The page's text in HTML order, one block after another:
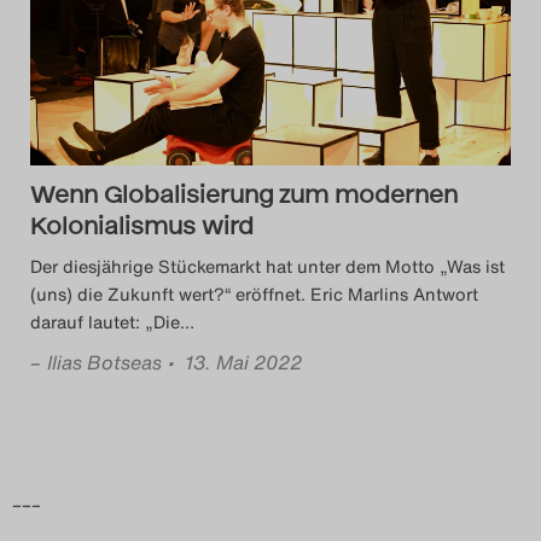
Das Theatertreffen-Blog
2014
Das Theatertreffen-Blog
2015
Das Theatertreffen-Blog
2016
Das Theatertreffen-Blog
Wenn Globalisierung zum modernen
Kolonialismus wird
Der diesjährige Stückemarkt hat unter dem Motto „Was ist
(uns) die Zukunft wert?“ eröffnet. Eric Marlins Antwort
darauf lautet: „Die…
– Ilias Botseas • 13. Mai 2022
–––